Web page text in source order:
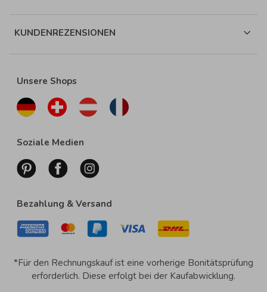
KUNDENREZENSIONEN
Unsere Shops
Soziale Medien
Bezahlung & Versand
*Für den Rechnungskauf ist eine vorherige Bonitätsprüfung
erforderlich. Diese erfolgt bei der Kaufabwicklung.